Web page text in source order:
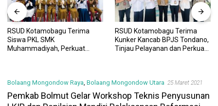
RSUD Kotamobagu Terima
Siswa PKL SMK
Muhammadiyah, Perkuat
RSUD Kotamobagu Terima
Kunker Kancab BPJS Tondano,
Tinjau Pelayanan dan Perkuat
Bolaang Mongondow Raya, Bolaang Mongondow Utara 25 Maret 2021
Pemkab Bolmut Gelar Workshop Teknis Penyusunan